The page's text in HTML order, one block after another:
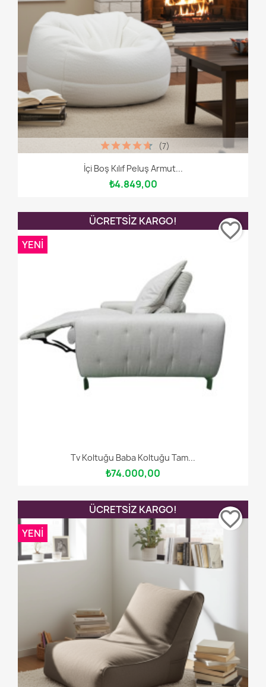
İçi Boş Kılıf Peluş Armut...
₺4.849,00
(7)
Tv Koltuğu Baba Koltuğu Tam...
₺74.000,00
ÜCRETSIZ KARGO!
YENI
favorite_border
ÜCRETSIZ KARGO!
YENI
favorite_border